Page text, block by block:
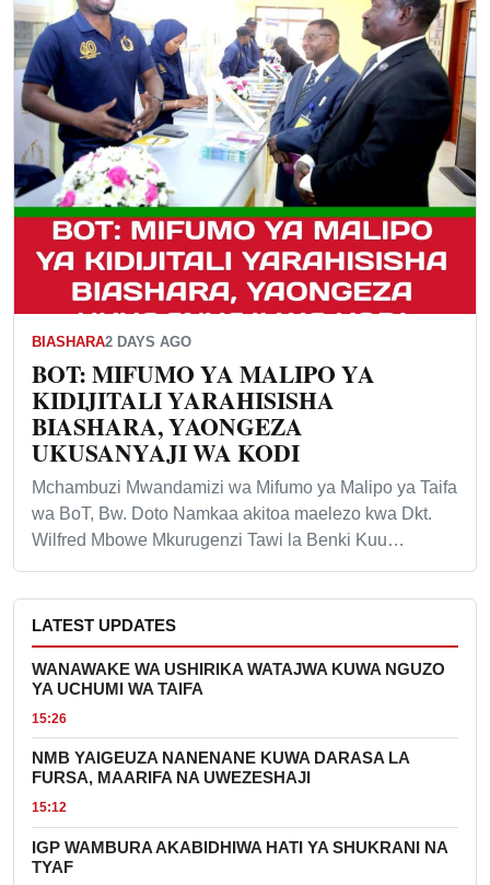
BIASHARA2 DAYS AGO
BOT: MIFUMO YA MALIPO YA
KIDIJITALI YARAHISISHA
BIASHARA, YAONGEZA
UKUSANYAJI WA KODI
Mchambuzi Mwandamizi wa Mifumo ya Malipo ya Taifa
wa BoT, Bw. Doto Namkaa akitoa maelezo kwa Dkt.
Wilfred Mbowe Mkurugenzi Tawi la Benki Kuu…
LATEST UPDATES
WANAWAKE WA USHIRIKA WATAJWA KUWA NGUZO
YA UCHUMI WA TAIFA
15:26
NMB YAIGEUZA NANENANE KUWA DARASA LA
FURSA, MAARIFA NA UWEZESHAJI
15:12
IGP WAMBURA AKABIDHIWA HATI YA SHUKRANI NA
TYAF